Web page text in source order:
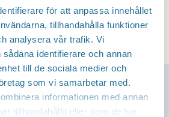
för att anpassa innehållet
tillhandahålla funktioner
analysera vår trafik. Vi
identifierare och annan
till de sociala medier och
som vi samarbetar med.
informationen med annan
tillhandahållit eller som de har
Hos oss kan du njuta av
och a la carte. Sommartid
Stora torget.